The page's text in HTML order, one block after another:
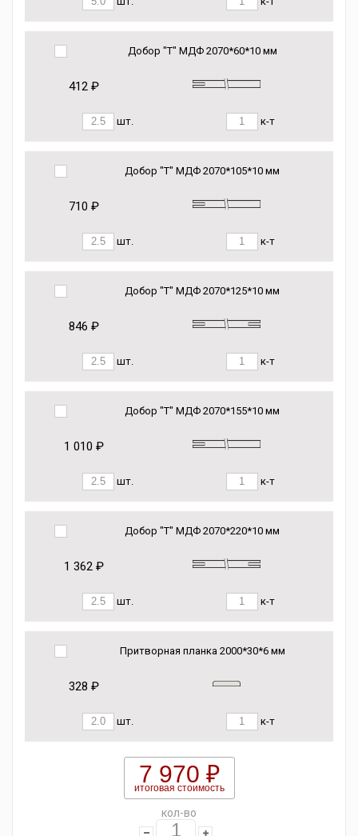
Добор "Т" МДФ 2070*60*10 мм
412 ₽
шт. к-т
Добор "Т" МДФ 2070*105*10 мм
710 ₽
шт. к-т
Добор "Т" МДФ 2070*125*10 мм
846 ₽
шт. к-т
Добор "Т" МДФ 2070*155*10 мм
1 010 ₽
шт. к-т
Добор "Т" МДФ 2070*220*10 мм
1 362 ₽
шт. к-т
Притворная планка 2000*30*6 мм
328 ₽
шт. к-т
7 970 ₽
итоговая стоимость
кол-во